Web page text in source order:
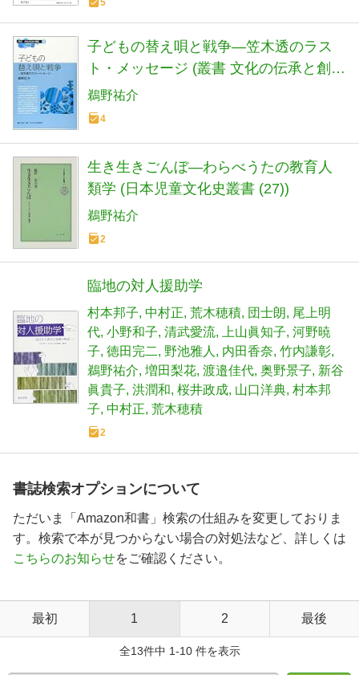
5
子どもの替え唄と戦争―笠木透のラス
ト・メッセージ (叢書 文化の伝承と創
造)
鵜野祐介
4
生き生きごんぼ―わらべうたの教育人
類学 (日本児童文化史叢書 (27))
鵜野祐介
2
臨地の対人援助学
村本邦子 中村正 荒木穂積 団士朗
尾上明
代 小野和子 清武愛流 上山眞知子 河野暁
子 徳田完二 野池雅人 内田香奈 竹内謙彰
鵜野祐介 増田梨花 渡邉佳代 奥野景子 新谷
眞貴子 洪潤和 桜井政成 山口洋典 村本邦
子 中村正 荒木穂積
2
書誌検索オプションについて
ただいま「Amazon和書」検索の仕組みを変更しておりま
す。検索で本が見つからない場合の対処法など、詳しくは
こちらのお知らせをご確認ください。
最初 1 2 最後
全13件中 1-10 件を表示